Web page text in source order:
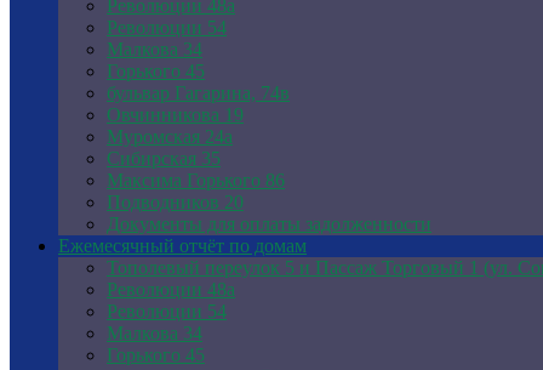
Революции 48а
Революции 54
Малкова 34
Горького 45
бульвар Гагарина, 74в
Овчинникова 19
Муромская 24а
Сибирская 35
Максима Горького 86
Подводников 20
Документы для оплаты задолженности
Ежемесячный отчёт по домам
Тополевый переулок 5 и Пассаж Торговый 1 (ул.
Революции 48а
Революции 54
Малкова 34
Горького 45